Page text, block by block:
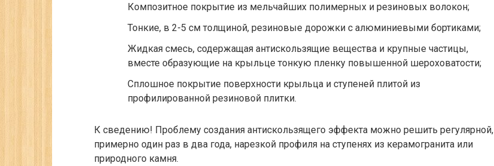
Композитное покрытие из мельчайших полимерных и резиновых волокон;
Тонкие, в 2-5 см толщиной, резиновые дорожки с алюминиевыми бортиками;
Жидкая смесь, содержащая антискользящие вещества и крупные частицы,
вместе образующие на крыльце тонкую пленку повышенной шероховатости;
Сплошное покрытие поверхности крыльца и ступеней плитой из
профилированной резиновой плитки.
К сведению! Проблему создания антискользящего эффекта можно решить регулярной,
примерно один раз в два года, нарезкой профиля на ступенях из керамогранита или
природного камня.